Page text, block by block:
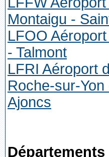
Montaigu -
LFOO
- Talmont
LFRI Aéroport
Roche-sur-Yon
Ajoncs
Départements